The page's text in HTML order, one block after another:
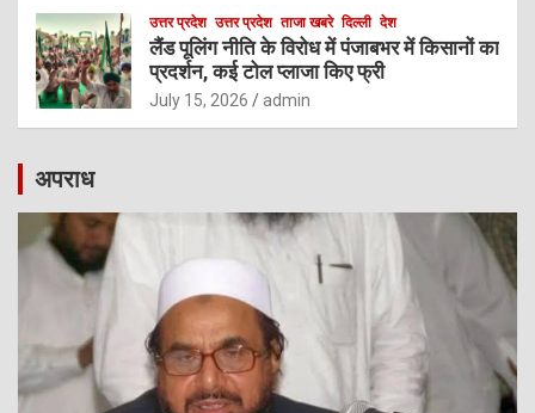
उत्तर प्रदेश उत्तर प्रदेश ताजा खबरे दिल्ली देश
लैंड पूलिंग नीति के विरोध में पंजाबभर में किसानों का
प्रदर्शन, कई टोल प्लाजा किए फ्री
July 15, 2026 admin
अपराध